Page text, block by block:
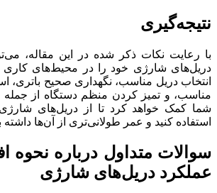
نتیجه‌گیری
با رعایت نکات ذکر شده در این مقاله،
دریل‌های شارژی خود را در محیط‌های
انتخاب دریل مناسب، نگهداری صحیح باتری،
مناسب، و تمیز کردن منظم دستگاه از جمله
شما کمک خواهد کرد تا از دریل‌های شارژی
استفاده کنید و عمر طولانی‌تری از آن‌ها داشته
سوالات متداول درباره نحوه
عملکرد دریل‌های شارژی